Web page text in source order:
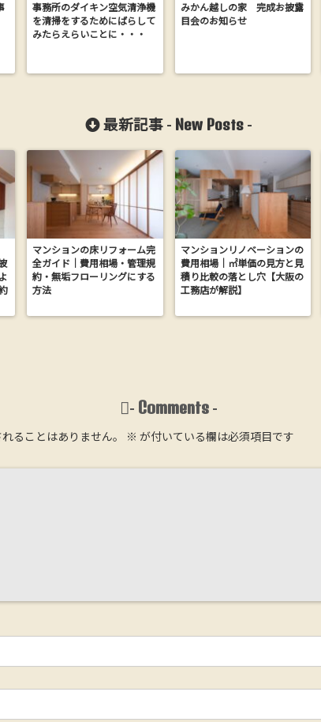
事務所のダイキン空気清浄機
を清掃をするためにばらして
みたらえらいことに・・・
みかん越しの家 完成お披露
目会のお知らせ
最新記事 - New Posts -
マンションの床リフォーム完
全ガイド｜費用相場・管理規
約・無垢フローリングにする
方法
マンションリノベーションの
費用相場｜㎡単価の見方と見
積り比較の落とし穴【大阪の
工務店が解説】
- Comments -
ることはありません。 ※ が付いている欄は必須項目です